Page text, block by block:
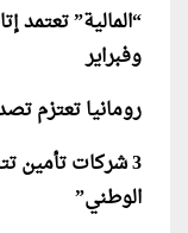
وفبراير
رومانيا تعتزم تصدير 200 عربة
3 شركات تأمين
الوطني”